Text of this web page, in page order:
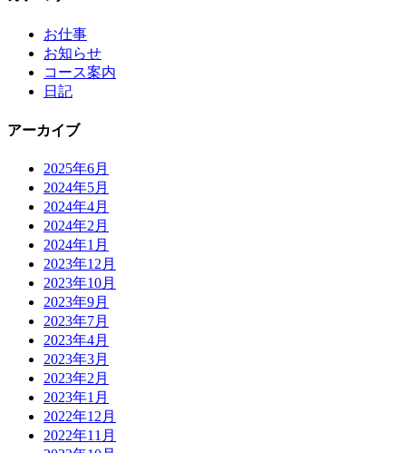
お仕事
お知らせ
コース案内
日記
アーカイブ
2025年6月
2024年5月
2024年4月
2024年2月
2024年1月
2023年12月
2023年10月
2023年9月
2023年7月
2023年4月
2023年3月
2023年2月
2023年1月
2022年12月
2022年11月